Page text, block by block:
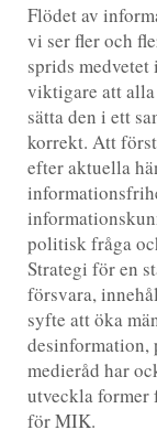
Flödet av
vi ser fler och
sprids
viktigare att
sätta den i ett
korrekt. Att
efter aktuella
politisk fråga
Strategi för en
försvara,
syfte att öka
desinformation,
medieråd har
utveckla former
för MIK.